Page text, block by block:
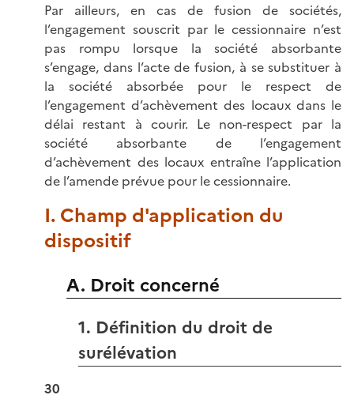
Par ailleurs, en cas de fusion de sociétés,
l’engagement souscrit par le cessionnaire n’est
pas rompu lorsque la société absorbante
s’engage, dans l’acte de fusion, à se substituer à
la société absorbée pour le respect de
l’engagement d’achèvement des locaux dans le
délai restant à courir. Le non-respect par la
société absorbante de l’engagement
d’achèvement des locaux entraîne l’application
de l’amende prévue pour le cessionnaire.
I. Champ d'application du
dispositif
A. Droit concerné
1. Définition du droit de
surélévation
30